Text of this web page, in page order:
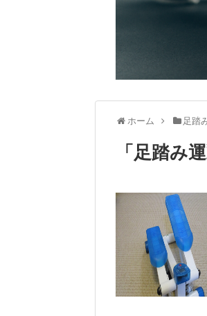
ホーム 足踏
「 足踏み